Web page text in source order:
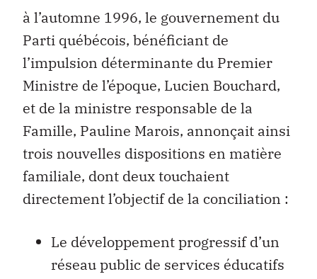
à l’automne 1996, le gouvernement du
Parti québécois, bénéficiant de
l’impulsion déterminante du Premier
Ministre de l’époque, Lucien Bouchard,
et de la ministre responsable de la
Famille, Pauline Marois, annonçait ainsi
trois nouvelles dispositions en matière
familiale, dont deux touchaient
directement l’objectif de la conciliation :
Le développement progressif d’un
réseau public de services éducatifs